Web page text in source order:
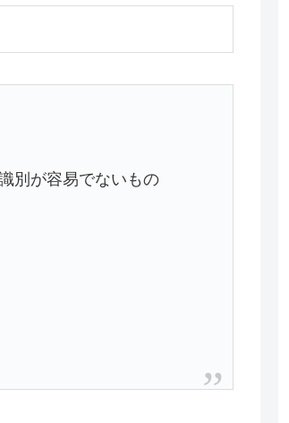
別が容易でないもの